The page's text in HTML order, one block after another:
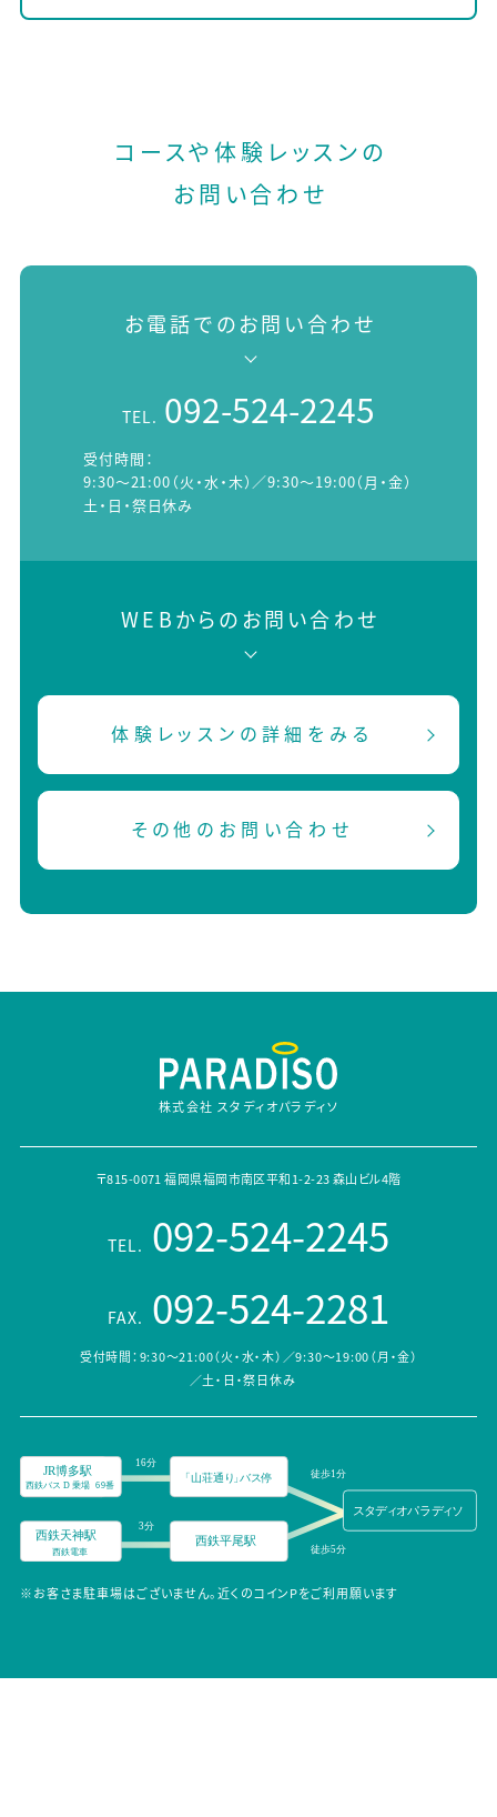
コースや体験レッスンの
お問い合わせ
お電話でのお問い合わせ
TEL. 092-524-2245
受付時間：
9:30～21:00（火・水・木）／9:30～19:00（月・金）
土・日・祭日休み
WEBからのお問い合わせ
体験レッスンの詳細をみる
その他のお問い合わせ
株式会社 スタディオパラディソ
〒815-0071 福岡県福岡市南区平和1-2-23 森山ビル4階
TEL. 092-524-2245
FAX. 092-524-2281
受付時間：9:30～21:00（火・水・木）／9:30～19:00（月・金）
／土・日・祭日休み
※お客さま駐車場はございません。近くのコインPをご利用願います